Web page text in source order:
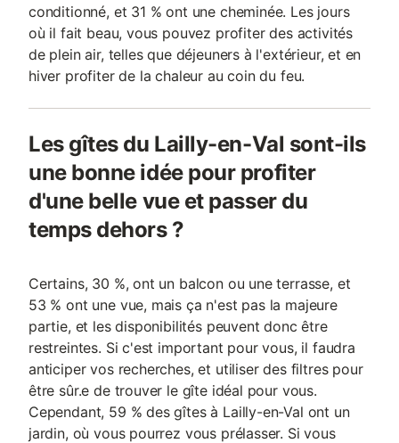
conditionné, et 31 % ont une cheminée. Les jours
où il fait beau, vous pouvez profiter des activités
de plein air, telles que déjeuners à l'extérieur, et en
hiver profiter de la chaleur au coin du feu.
Les gîtes du Lailly-en-Val sont-ils
une bonne idée pour profiter
d'une belle vue et passer du
temps dehors ?
Certains, 30 %, ont un balcon ou une terrasse, et
53 % ont une vue, mais ça n'est pas la majeure
partie, et les disponibilités peuvent donc être
restreintes. Si c'est important pour vous, il faudra
anticiper vos recherches, et utiliser des filtres pour
être sûr.e de trouver le gîte idéal pour vous.
Cependant, 59 % des gîtes à Lailly-en-Val ont un
jardin, où vous pourrez vous prélasser. Si vous